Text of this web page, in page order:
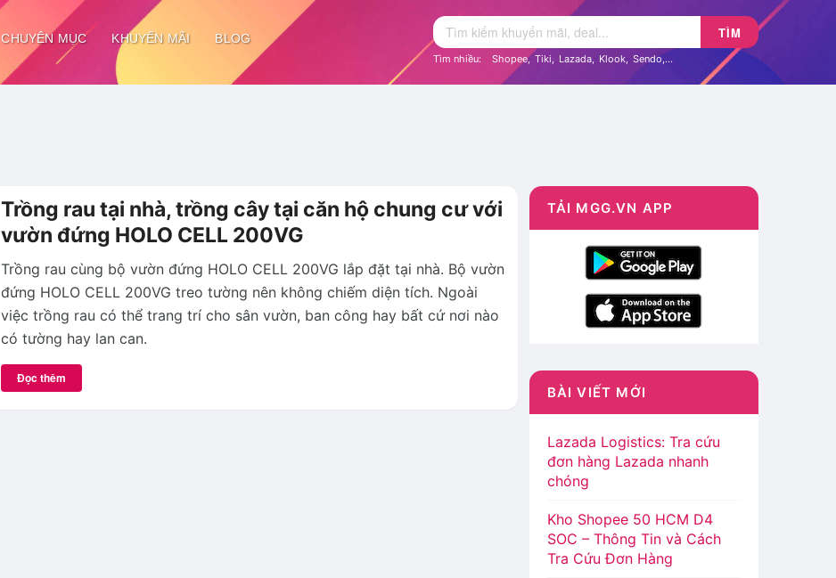
CHUYÊN MỤC KHUYẾN MÃI BLOG TÌM
Tìm nhiều: Shopee, Tiki, Lazada, Klook, Sendo,...
Trồng rau tại nhà, trồng cây tại căn hộ chung cư với
vườn đứng HOLO CELL 200VG
Trồng rau cùng bộ vườn đứng HOLO CELL 200VG lắp đặt tại nhà. Bộ vườn
đứng HOLO CELL 200VG treo tường nên không chiếm diện tích. Ngoài
việc trồng rau có thể trang trí cho sân vườn, ban công hay bất cứ nơi nào
có tường hay lan can.
Đọc thêm
TẢI MGG.VN APP
BÀI VIẾT MỚI
Lazada Logistics: Tra cứu
đơn hàng Lazada nhanh
chóng
Kho Shopee 50 HCM D4
SOC – Thông Tin và Cách
Tra Cứu Đơn Hàng